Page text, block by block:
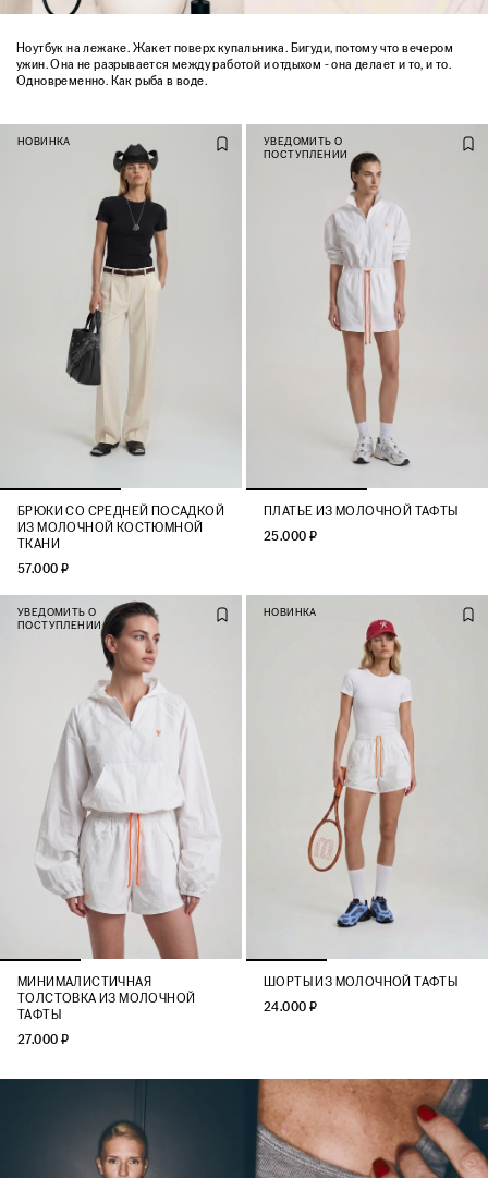
Ноутбук на лежаке. Жакет поверх купальника. Бигуди, потому что вечером
ужин. Она не разрывается между работой и отдыхом - она делает и то, и то.
Одновременно. Как рыба в воде.
НОВИНКА
БРЮКИ СО СРЕДНЕЙ ПОСАДКОЙ
ИЗ МОЛОЧНОЙ КОСТЮМНОЙ
ТКАНИ
57.000 ₽
УВЕДОМИТЬ О
ПОСТУПЛЕНИИ
ПЛАТЬЕ ИЗ МОЛОЧНОЙ ТАФТЫ
25.000 ₽
УВЕДОМИТЬ О
ПОСТУПЛЕНИИ
МИНИМАЛИСТИЧНАЯ
ТОЛСТОВКА ИЗ МОЛОЧНОЙ
ТАФТЫ
27.000 ₽
НОВИНКА
ШОРТЫ ИЗ МОЛОЧНОЙ ТАФТЫ
24.000 ₽